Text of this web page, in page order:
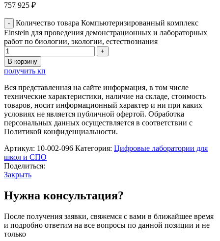
757 925 ₽
Количество товара Компьютеризированный комплекс
Einstein для проведения демонстрационных и лабораторных
работ по биологии, экологии, естествознания
В корзину
получить кп
Вся представленная на сайте информация, в том числе
технические характеристики, наличие на складе, стоимость
товаров, носит информационный характер и ни при каких
условиях не является публичной офертой. Обработка
персональных данных осуществляется в соответствии с
Политикой конфиденциальности.
Артикул: 10-002-096 Категория: Цифровые лаборатории для
школ и СПО
Поделиться:
Закрыть
Нужна консультация?
После получения заявки, свяжемся с вами в ближайшее время
и подробно ответим на все вопросы по данной позиции и не
только